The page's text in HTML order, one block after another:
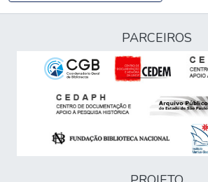
PARCEIROS